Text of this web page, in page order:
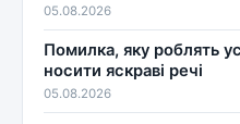
05.08.2026
Помилка, яку роблять
носити яскраві речі
05.08.2026